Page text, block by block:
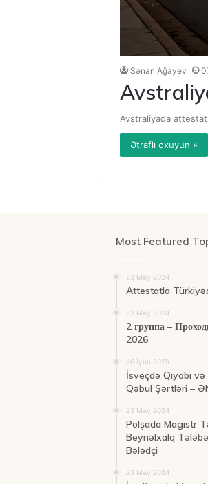
Sənan Ağayev
Avstraliyada
Ətraflı oxuyun »
Most Featured
23 May 2024
Attestatla
23 May 2024
2 группа –
2026
26 İyun 2025
İsveçdə Qiyabi
Qəbul Şərtləri –
23 May 2024
Polşada Magistr
Beynəlxalq
Bələdçi
23 May 2024